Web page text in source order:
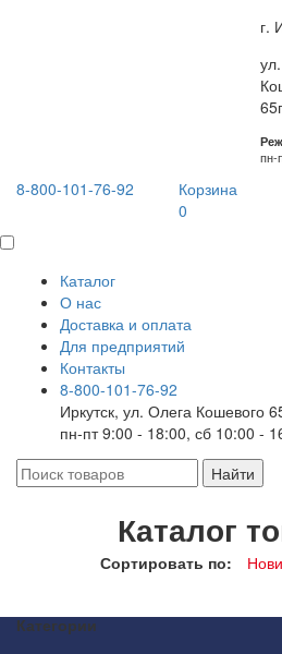
г.
65г
пн-
8-800-101-76-92
Корзина
0
Каталог
О нас
Доставка и оплата
Для предприятий
Контакты
8-800-101-76-92
Иркутск, ул. Олега Кошевого
пн-пт 9:00 - 18:00, сб 10:00 -
Каталог
Сортировать по:
Категории